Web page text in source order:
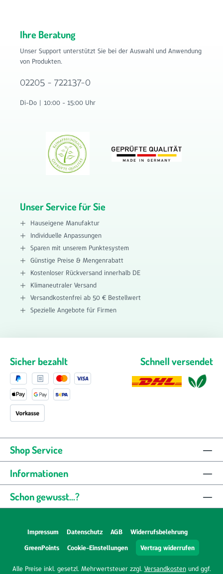
Ihre Beratung
Unser Support unterstützt Sie bei der Auswahl und Anwendung
von Produkten.
02205 - 722137-0
Di-Do | 10:00 - 15:00 Uhr
Unser Service für Sie
Hauseigene Manufaktur
Individuelle Anpassungen
Sparen mit unserem Punktesystem
Günstige Preise & Mengenrabatt
Kostenloser Rückversand innerhalb DE
Klimaneutraler Versand
Versandkostenfrei ab 50 € Bestellwert
Spezielle Angebote für Firmen
Sicher bezahlt Schnell versendet
Shop Service
Informationen
Schon gewusst...?
Impressum Datenschutz AGB
Widerrufsbelehrung
GreenPoints
Cookie-Einstellungen Vertrag widerrufen
Alle Preise inkl. gesetzl. Mehrwertsteuer zzgl. Versandkostenund ggf.